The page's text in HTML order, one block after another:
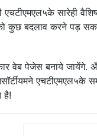
सारेही
कुछ बदलाव करने पड़
वेब पेजेस बनाये
है!